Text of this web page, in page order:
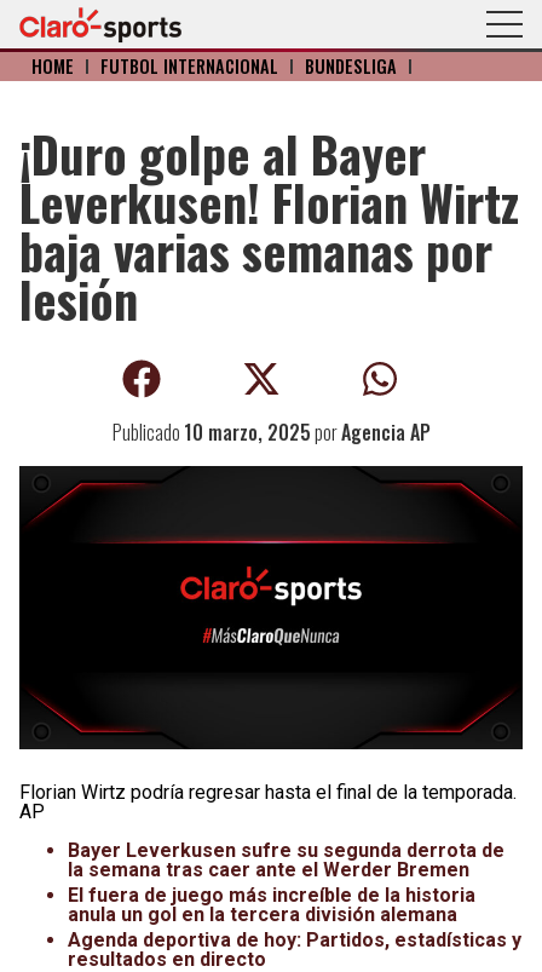
HOME I FÚTBOL INTERNACIONAL I BUNDESLIGA I
¡Duro golpe al Bayer
Leverkusen! Florian Wirtz
baja varias semanas por
lesión
Publicado 10 marzo, 2025porAgencia AP
Florian Wirtz podría regresar hasta el final de la temporada.
AP
Bayer Leverkusen sufre su segunda derrota de
la semana tras caer ante el Werder Bremen
El fuera de juego más increíble de la historia
anula un gol en la tercera división alemana
Agenda deportiva de hoy: Partidos, estadísticas y
resultados en directo